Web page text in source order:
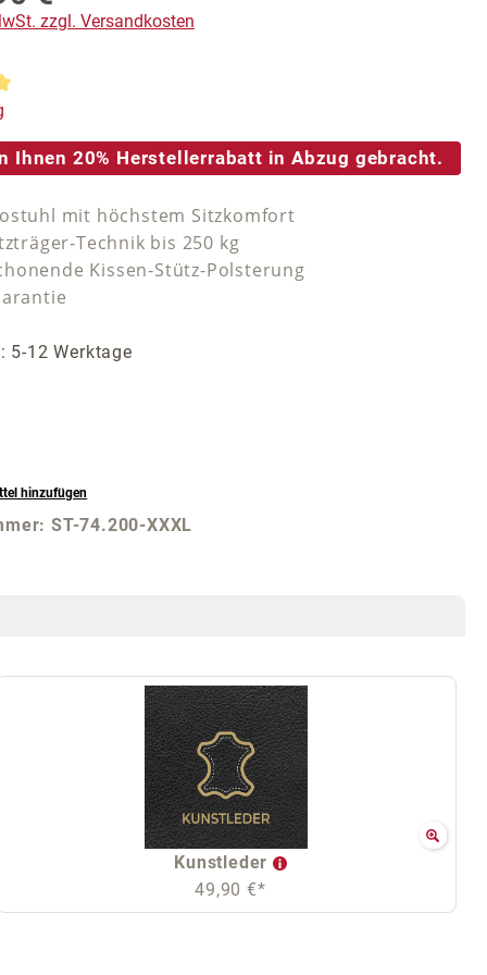
zzgl. Versandkosten
Bewertung von 5 von 5 Sternen
Ihnen 20% Herstellerrabatt in Abzug gebracht.
mit höchstem Sitzkomfort
Technik bis 250 kg
Kissen-Stütz-Polsterung
5-12 Werktage
hinzufügen
ST-74.200-XXXL
Kunstleder
49,90 €*